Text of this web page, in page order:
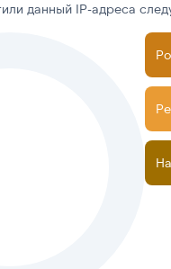
данный IP-адреса